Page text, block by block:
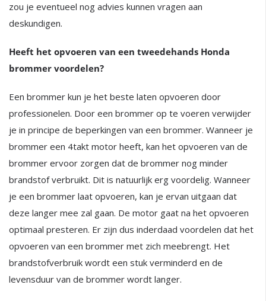
zou je eventueel nog advies kunnen vragen aan
deskundigen.
Heeft het opvoeren van een tweedehands Honda
brommer voordelen?
Een brommer kun je het beste laten opvoeren door
professionelen. Door een brommer op te voeren verwijder
je in principe de beperkingen van een brommer. Wanneer je
brommer een 4takt motor heeft, kan het opvoeren van de
brommer ervoor zorgen dat de brommer nog minder
brandstof verbruikt. Dit is natuurlijk erg voordelig. Wanneer
je een brommer laat opvoeren, kan je ervan uitgaan dat
deze langer mee zal gaan. De motor gaat na het opvoeren
optimaal presteren. Er zijn dus inderdaad voordelen dat het
opvoeren van een brommer met zich meebrengt. Het
brandstofverbruik wordt een stuk verminderd en de
levensduur van de brommer wordt langer.